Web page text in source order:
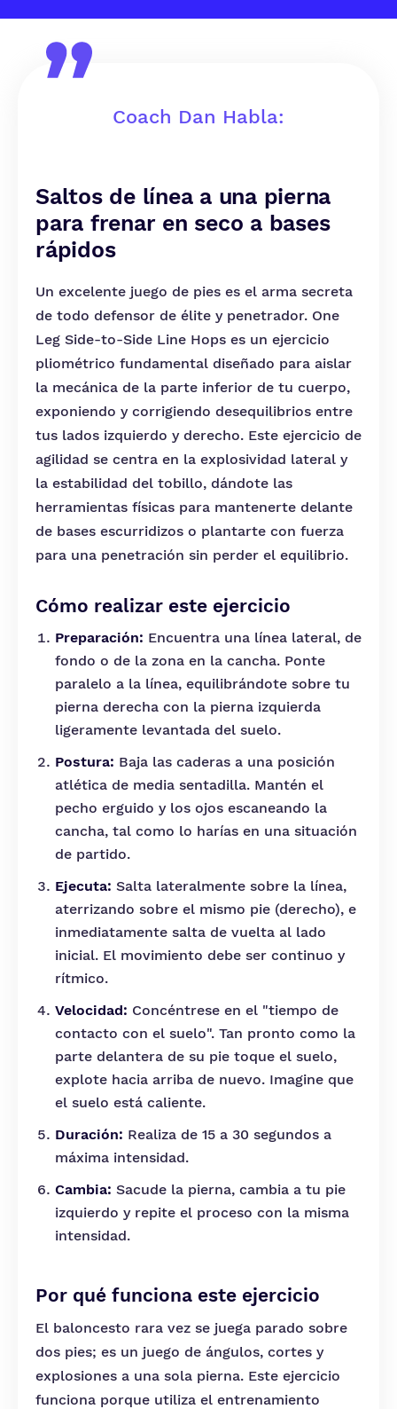
Coach Dan Habla:
Saltos de línea a una pierna
para frenar en seco a bases
rápidos
Un excelente juego de pies es el arma secreta
de todo defensor de élite y penetrador. One
Leg Side-to-Side Line Hops es un ejercicio
pliométrico fundamental diseñado para aislar
la mecánica de la parte inferior de tu cuerpo,
exponiendo y corrigiendo desequilibrios entre
tus lados izquierdo y derecho. Este ejercicio de
agilidad se centra en la explosividad lateral y
la estabilidad del tobillo, dándote las
herramientas físicas para mantenerte delante
de bases escurridizos o plantarte con fuerza
para una penetración sin perder el equilibrio.
Cómo realizar este ejercicio
Preparación: Encuentra una línea lateral, de
fondo o de la zona en la cancha. Ponte
paralelo a la línea, equilibrándote sobre tu
pierna derecha con la pierna izquierda
ligeramente levantada del suelo.
Postura: Baja las caderas a una posición
atlética de media sentadilla. Mantén el
pecho erguido y los ojos escaneando la
cancha, tal como lo harías en una situación
de partido.
Ejecuta: Salta lateralmente sobre la línea,
aterrizando sobre el mismo pie (derecho), e
inmediatamente salta de vuelta al lado
inicial. El movimiento debe ser continuo y
rítmico.
Velocidad: Concéntrese en el "tiempo de
contacto con el suelo". Tan pronto como la
parte delantera de su pie toque el suelo,
explote hacia arriba de nuevo. Imagine que
el suelo está caliente.
Duración: Realiza de 15 a 30 segundos a
máxima intensidad.
Cambia: Sacude la pierna, cambia a tu pie
izquierdo y repite el proceso con la misma
intensidad.
Por qué funciona este ejercicio
El baloncesto rara vez se juega parado sobre
dos pies; es un juego de ángulos, cortes y
explosiones a una sola pierna. Este ejercicio
funciona porque utiliza el entrenamiento